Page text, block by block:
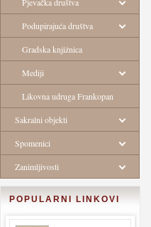
Podupirajuća društva
Gradska knjižnica
Mediji
Likovna udruga Frankopan
Sakralni objekti
Spomenici
Zanimljivosti
POPULARNI LINKOVI